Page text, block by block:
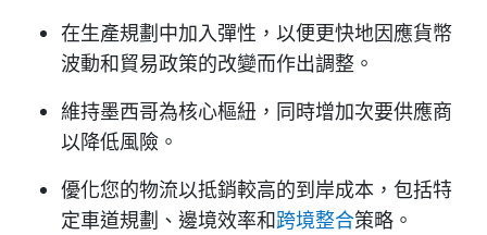
在生產規劃中加入彈性，以便更快地因應貨幣
波動和貿易政策的改變而作出調整。
維持墨西哥為核心樞紐，同時增加次要供應商
以降低風險。
優化您的物流以抵銷較高的到岸成本，包括特
定車道規劃、邊境效率和跨境整合策略。